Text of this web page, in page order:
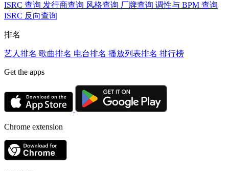
ISRC 查询 发行商查询 风格查询 厂牌查询 调性与 BPM 查询
ISRC 反向查询
排名
艺人排名 歌曲排名 电台排名 播放列表排名 排行榜
Get the apps
Chrome extension